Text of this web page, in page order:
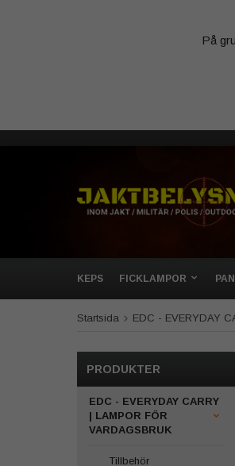
På
KEPS FICKLAMPOR
Startsida EDC - EVERYDAY
PRODUKTER
EDC - EVERYDAY CARRY
| LAMPOR FÖR
VARDAGSBRUK
Tillbehör